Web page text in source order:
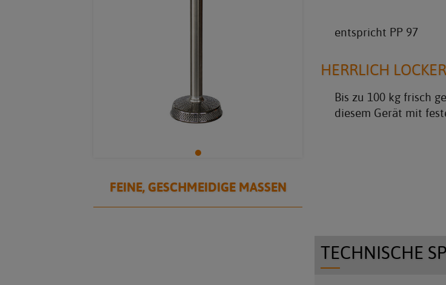
FEINE, GESCHMEIDIGE MASSEN
entspricht PP 97
HERRLICH
Bis zu 100 kg frisch
diesem Gerät mit
TECHNISCHE